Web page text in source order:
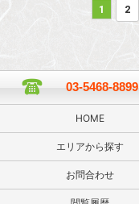
1 2
03-5468-8899
HOME
エリアから探す
お問合わせ